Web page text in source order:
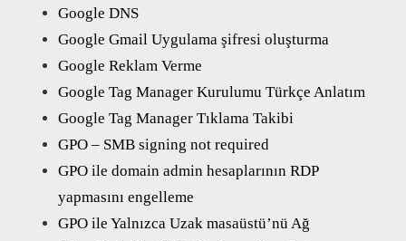
Google DNS
Google Gmail Uygulama şifresi oluşturma
Google Reklam Verme
Google Tag Manager Kurulumu Türkçe Anlatım
Google Tag Manager Tıklama Takibi
GPO – SMB signing not required
GPO ile domain admin hesaplarının RDP
yapmasını engelleme
GPO ile Yalnızca Uzak masaüstü’nü Ağ